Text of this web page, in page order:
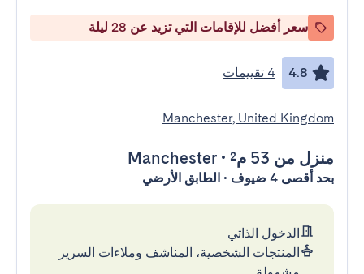
سعر أفضل للإقامات التي تزيد عن 28 ليلة
4.8 4 تقييمات
Manchester, United Kingdom
منزل من 53 م² •
Manchester
بحد أقصى 4 ضيوف • الطابق الأرضي
الدخول الذاتي
المنتجات الشخصية، المناشف وملاءات السرير